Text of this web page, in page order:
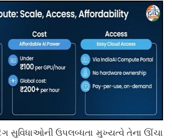
સુવિધાઓની ઉપલબ્ધતા મુખ્યત્વે તેના ઊંચા